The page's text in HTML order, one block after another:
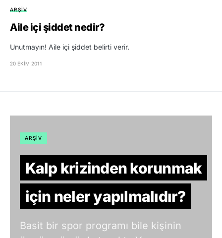
ARŞIV
Aile içi şiddet nedir?
Unutmayın! Aile içi şiddet belirti verir.
20 EKIM 2011
ARŞIV
Kalp krizinden korunmak
için neler yapılmalıdır?
Basit bir spor programı bile kişinin